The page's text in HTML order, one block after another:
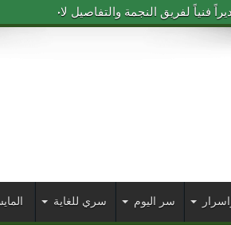
فنياً لفريق النجمة والتفاصيل لاحقاً
سر اليوم سري للغاية